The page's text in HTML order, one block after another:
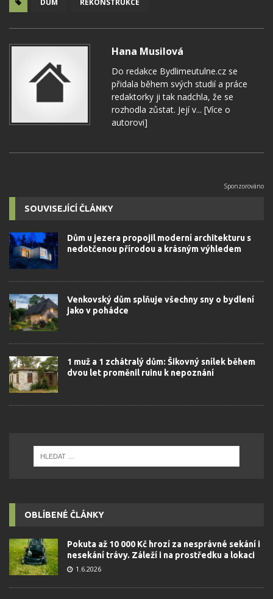
DŮM REKONSTRUKCE
Hana Musilová
Do redakce Bydlimeutulne.cz se
přidala během svých studií a práce
redaktorky ji tak nadchla, že se
rozhodla zůstat. Její v... [Více o
autorovi]
SOUVISEJÍCÍ ČLÁNKY
Dům u jezera propojil moderní architekturu s
nedotčenou přírodou a krásným výhledem
Venkovský dům splňuje všechny sny o bydlení
jako v pohádce
1 muž a 1 zchátralý dům: Šikovný snílek během
dvou let proměnil ruinu k nepoznání
OBLÍBENÉ ČLÁNKY
Pokuta až 10 000 Kč hrozí za nesprávné sekání i
nesekání trávy. Záleží i na prostředku a lokaci
1.6.2026